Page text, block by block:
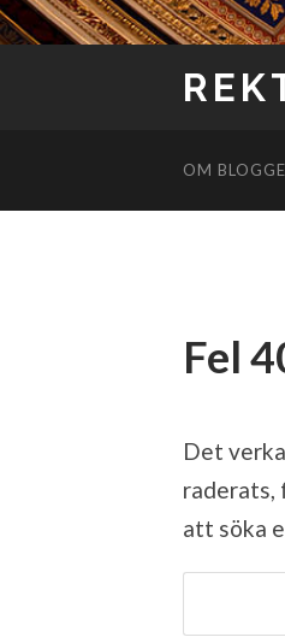
OM
Fel
Det
raderats,
att söka
Sök